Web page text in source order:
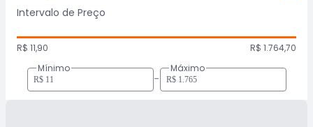
Intervalo de Preço
R$ 11,90
R$ 1.764,70
Mínimo
-
Máximo